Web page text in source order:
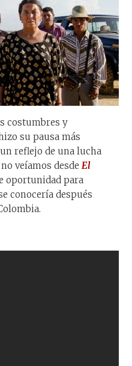
costumbres y
su pausa más
reflejo de una lucha
veíamos desde El
oportunidad para
conocería después